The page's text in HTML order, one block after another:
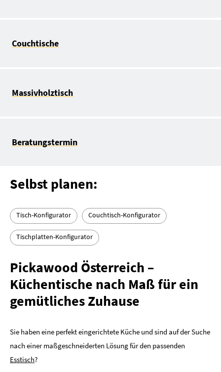
Couchtische
Massivholztisch
Beratungstermin
Selbst planen:
Tisch-Konfigurator Couchtisch-Konfigurator
Tischplatten-Konfigurator
Pickawood Österreich –
Küchentische nach Maß für ein
gemütliches Zuhause
Sie haben eine perfekt eingerichtete Küche und sind auf der Suche
nach einer maßgeschneiderten Lösung für den passenden
Esstisch?